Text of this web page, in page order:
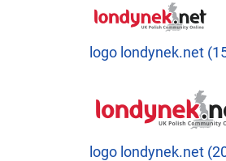
logo londynek.net
logo londynek.net